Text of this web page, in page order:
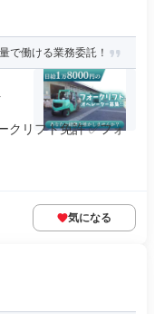
で働ける業務委託！
クリフト免許 ✅フォ
気になる